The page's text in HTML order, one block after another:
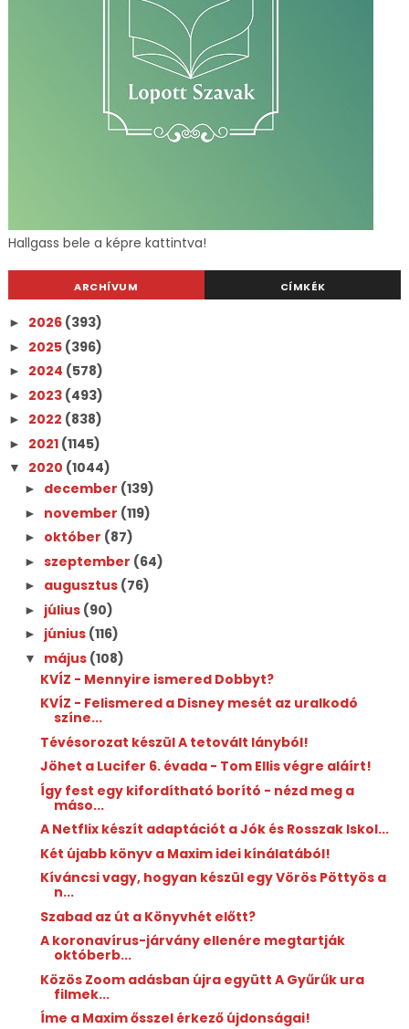
Hallgass bele a képre kattintva!
ARCHÍVUM CÍMKÉK
► 2026 (393)
► 2025 (396)
► 2024 (578)
► 2023 (493)
► 2022 (838)
► 2021 (1145)
▼ 2020 (1044)
► december (139)
► november (119)
► október (87)
► szeptember (64)
► augusztus (76)
► július (90)
► június (116)
▼ május (108)
KVÍZ - Mennyire ismered Dobbyt?
KVÍZ - Felismered a Disney mesét az uralkodó
színe...
Tévésorozat készül A tetovált lányból!
Jöhet a Lucifer 6. évada - Tom Ellis végre aláírt!
Így fest egy kifordítható borító - nézd meg a
máso...
A Netflix készít adaptációt a Jók és Rosszak Iskol...
Két újabb könyv a Maxim idei kínálatából!
Kíváncsi vagy, hogyan készül egy Vörös Pöttyös a
n...
Szabad az út a Könyvhét előtt?
A koronavírus-járvány ellenére megtartják
októberb...
Közös Zoom adásban újra együtt A Gyűrűk ura
filmek...
Íme a Maxim ősszel érkező újdonságai!